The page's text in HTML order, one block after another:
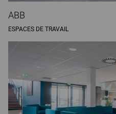
ABB
ESPACES DE TRAVAIL